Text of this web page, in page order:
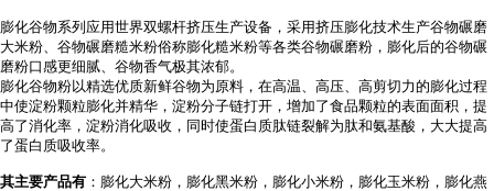
膨化谷物系列应用世界双螺杆挤压生产设备，采用挤压膨化技术生产谷物碾磨
大米粉、谷物碾磨糙米粉俗称膨化糙米粉等各类谷物碾磨粉，膨化后的谷物碾
磨粉口感更细腻、谷物香气极其浓郁。
膨化谷物粉以精选优质新鲜谷物为原料，在高温、高压、高剪切力的膨化过程
中使淀粉颗粒膨化并精华，淀粉分子链打开，增加了食品颗粒的表面面积，提
高了消化率，淀粉消化吸收，同时使蛋白质肽链裂解为肽和氨基酸，大大提高
了蛋白质吸收率。
其主要产品有 ：膨化大米粉，膨化黑米粉，膨化小米粉，膨化玉米粉，膨化燕